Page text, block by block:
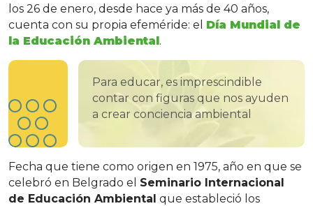
los 26 de enero, desde hace ya más de 40 años,
cuenta con su propia efeméride: el Día Mundial de
la Educación Ambiental.
Para educar, es imprescindible
contar con figuras que nos ayuden
a crear conciencia ambiental
Fecha que tiene como origen en 1975, año en que se
celebró en Belgrado el Seminario Internacional
de Educación Ambiental que estableció los